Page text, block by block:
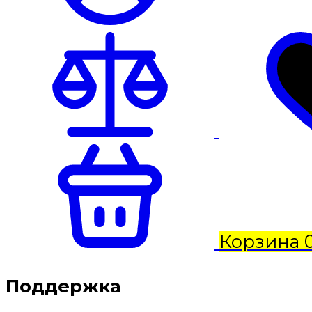
Корзина
Поддержка